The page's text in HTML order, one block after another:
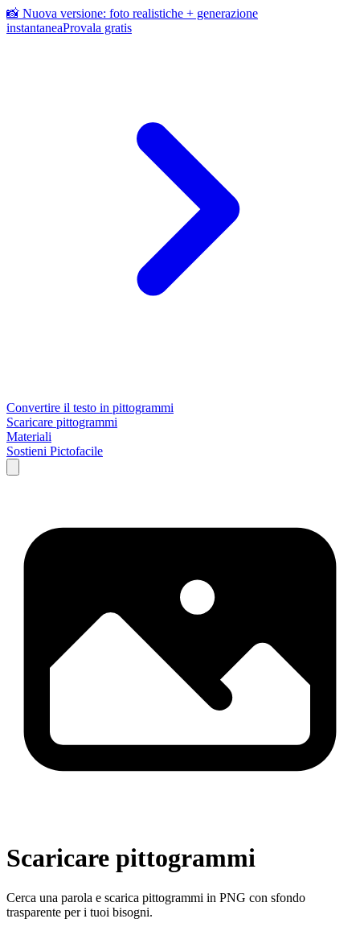
📸 Nuova versione: foto realistiche + generazione
instantaneaProvala gratis
Convertire il testo in pittogrammi
Scaricare pittogrammi
Materiali
Sostieni Pictofacile
Scaricare pittogrammi
Cerca una parola e scarica pittogrammi in PNG con sfondo
trasparente per i tuoi bisogni.